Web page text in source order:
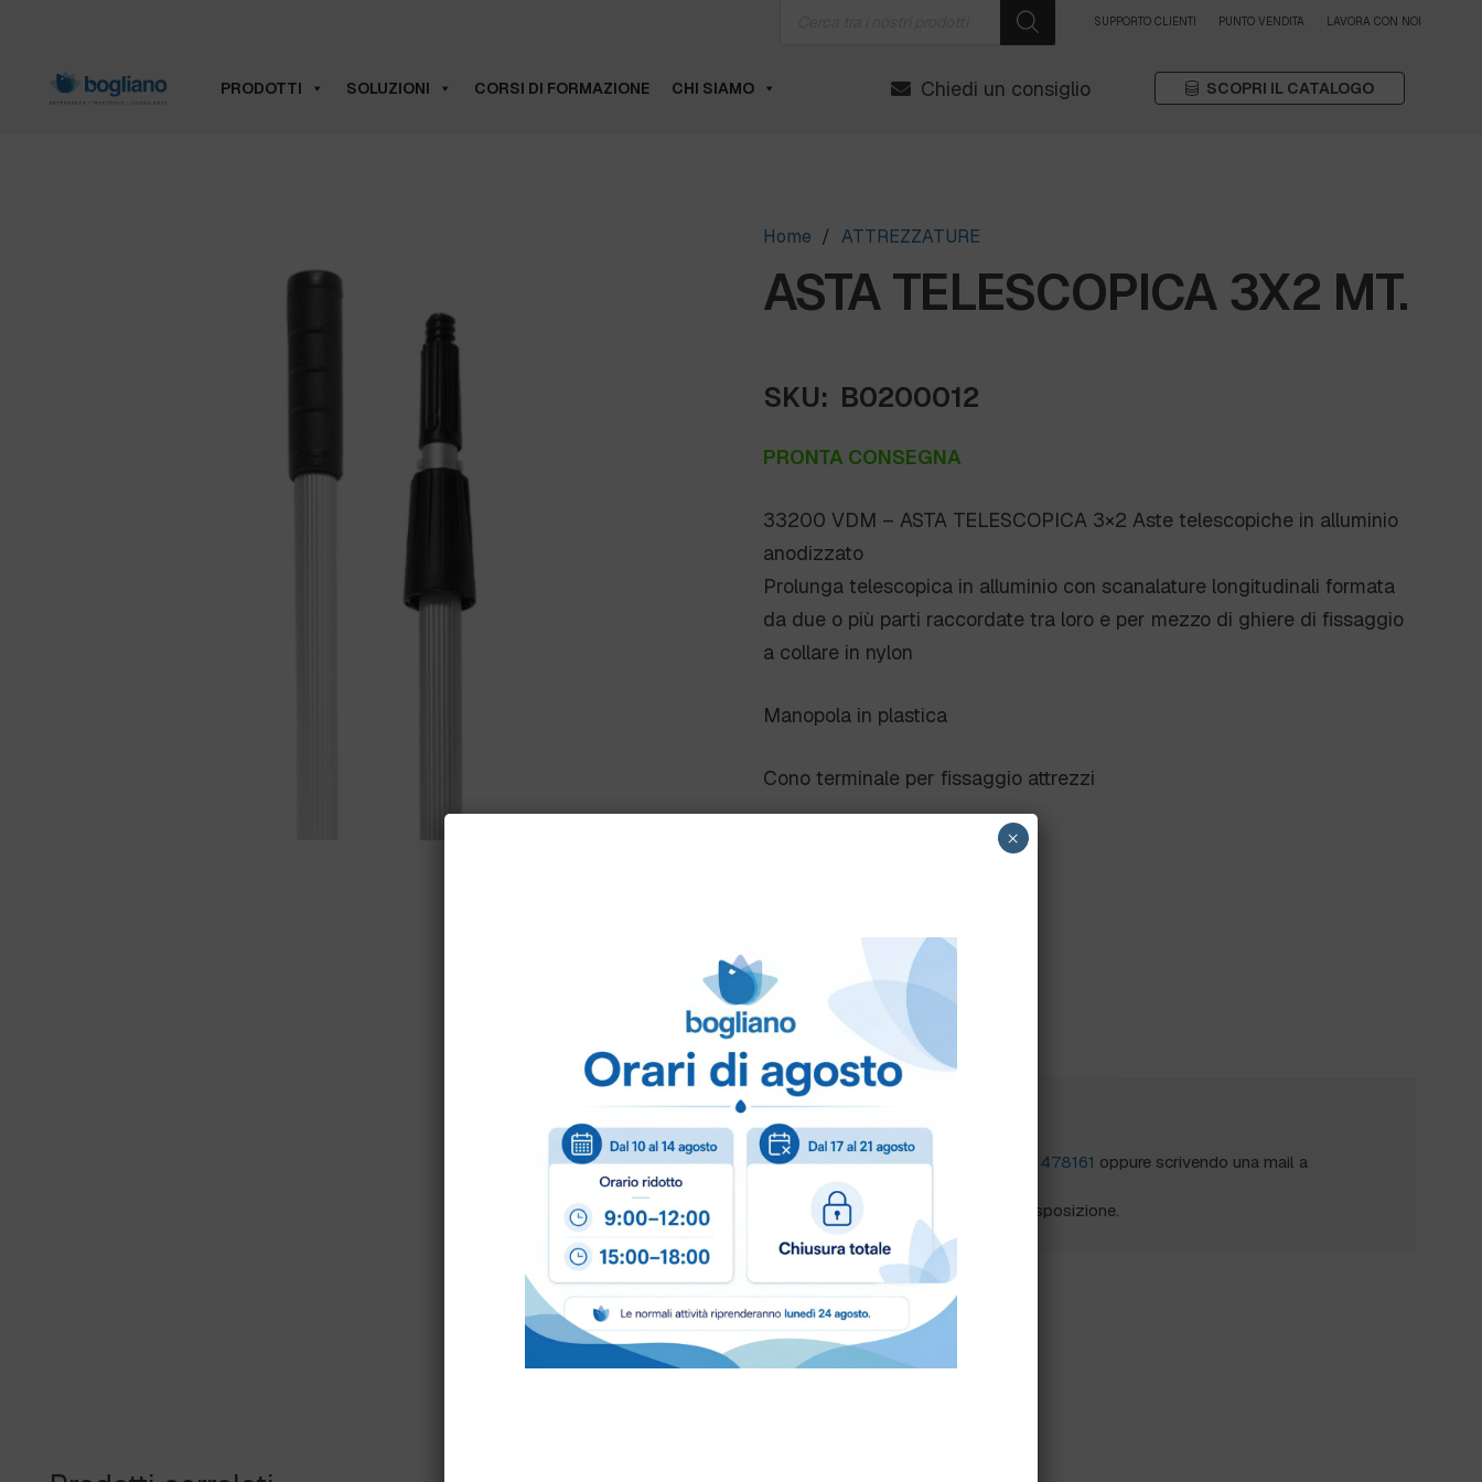
SUPPORTO CLIENTI PUNTO VENDITA LAVORA CON NOI
PRODOTTI SOLUZIONI CORSI DI FORMAZIONE CHI SIAMO Chiedi un consiglio SCOPRI IL CATALOGO
Home / ATTREZZATURE
ASTA TELESCOPICA 3X2 MT.
SKU: B0200012
PRONTA CONSEGNA
33200 VDM – ASTA TELESCOPICA 3×2 Aste telescopiche in alluminio
anodizzato
Prolunga telescopica in alluminio con scanalature longitudinali formata
da due o più parti raccordate tra loro e per mezzo di ghiere di fissaggio
a collare in nylon
Manopola in plastica
Cono terminale per fissaggio attrezzi
Scheda Tecnica
Come ordinare?
Puoi ordinare chiamando al 0172 478161 oppure scrivendo una mail a
info@bogliano.it
Per ogni informazione siamo a disposizione.
×